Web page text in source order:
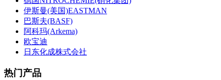
伊斯曼(美国)EASTMAN
巴斯夫(BASF)
阿科玛(Arkema)
欧宝迪
日东化成株式会社
热门产品